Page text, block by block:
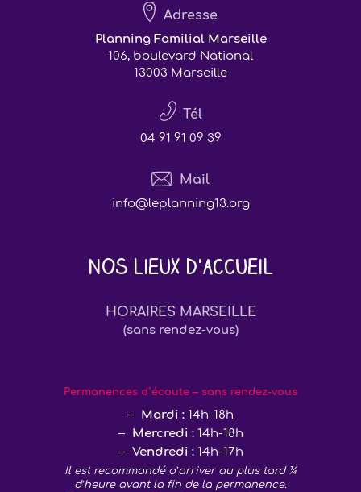
Adresse
Planning Familial Marseille
106, boulevard National
13003 Marseille
Tél
04 91 91 09 39
Mail
info@leplanning13.org
Nos lieux d'accueil
HORAIRES MARSEILLE
(sans rendez-vous)
Permanences d’écoute – sans rendez-vous
Mardi : 14h-18h
Mercredi :14h-18h
Vendredi :14h-17h
Il est recommandé d’arriver au plus tard ¼
d’heure avant la fin de la permanence.